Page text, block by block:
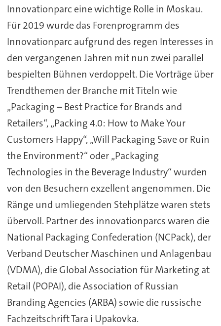
Innovationparc eine wichtige Rolle in Moskau.
Für 2019 wurde das Forenprogramm des
Innovationparc aufgrund des regen Interesses in
den vergangenen Jahren mit nun zwei parallel
bespielten Bühnen verdoppelt. Die Vorträge über
Trendthemen der Branche mit Titeln wie
„Packaging – Best Practice for Brands and
Retailers“, „Packing 4.0: How to Make Your
Customers Happy“, „Will Packaging Save or Ruin
the Environment?“ oder „Packaging
Technologies in the Beverage Industry“ wurden
von den Besuchern exzellent angenommen. Die
Ränge und umliegenden Stehplätze waren stets
übervoll. Partner des innovationparcs waren die
National Packaging Confederation (NCPack), der
Verband Deutscher Maschinen und Anlagenbau
(VDMA), die Global Association für Marketing at
Retail (POPAI), die Association of Russian
Branding Agencies (ARBA) sowie die russische
Fachzeitschrift Tara i Upakovka.